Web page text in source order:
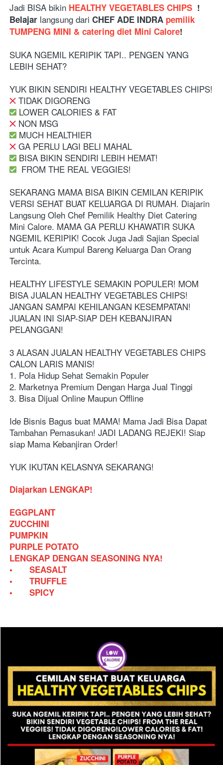
Jadi BISA bikin HEALTHY VEGETABLES CHIPS !
Belajar langsung dari CHEF ADE INDRA pemilik
TUMPENG MINI & catering diet Mini Calore!
SUKA NGEMIL KERIPIK TAPI.. PENGEN YANG
LEBIH SEHAT?
YUK BIKIN SENDIRI HEALTHY VEGETABLES CHIPS!
️ TIDAK DIGORENG
️ LOWER CALORIES & FAT
️ NON MSG
️ MUCH HEALTHIER
️ GA PERLU LAGI BELI MAHAL
️ BISA BIKIN SENDIRI LEBIH HEMAT!
FROM THE REAL VEGGIES!
SEKARANG MAMA BISA BIKIN CEMILAN KERIPIK
VERSI SEHAT BUAT KELUARGA DI RUMAH. Diajarin
Langsung Oleh Chef Pemilik Healthy Diet Catering
Mini Calore. MAMA GA PERLU KHAWATIR SUKA
NGEMIL KERIPIK! Cocok Juga Jadi Sajian Special
untuk Acara Kumpul Bareng Keluarga Dan Orang
Tercinta.
HEALTHY LIFESTYLE SEMAKIN POPULER! MOM
BISA JUALAN HEALTHY VEGETABLES CHIPS!
JANGAN SAMPAI KEHILANGAN KESEMPATAN!
JUALAN INI SIAP-SIAP DEH KEBANJIRAN
PELANGGAN!
3 ALASAN JUALAN HEALTHY VEGETABLES CHIPS
CALON LARIS MANIS!
1. Pola Hidup Sehat Semakin Populer
2. Marketnya Premium Dengan Harga Jual Tinggi
3. Bisa Dijual Online Maupun Offline
Ide Bisnis Bagus buat MAMA! Mama Jadi Bisa Dapat
Tambahan Pemasukan! JADI LADANG REJEKI! Siap
siap Mama Kebanjiran Order!
YUK IKUTAN KELASNYA SEKARANG!
Diajarkan LENGKAP!
EGGPLANT
ZUCCHINI
PUMPKIN
PURPLE POTATO
LENGKAP DENGAN SEASONING NYA!
•	SEASALT
•	TRUFFLE
•	SPICY